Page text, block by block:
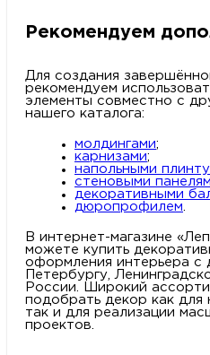
Рекомендуем
Для создания
рекомендуем
элементы совместно с
нашего каталога:
молдингами;
карнизами;
напольными
стеновыми
декоративными
дюропрофилем
В интернет-магазине
можете купить
оформления интерьера с
Петербургу,
России. Широкий
подобрать декор как для
так и для реализации
проектов.